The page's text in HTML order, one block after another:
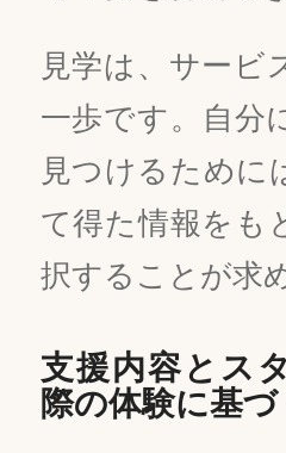
見学は、サービ
一歩です。自分
見つけるために
て得た情報をも
択することが求
支援内容とス
際の体験に基